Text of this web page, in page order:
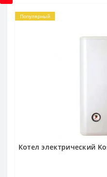
Популярный
Котел электрический